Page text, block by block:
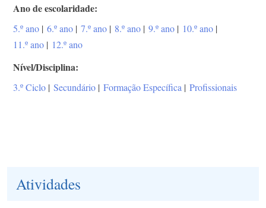
Ano de escolaridade
5.º ano | 6.º ano | 7.º ano | 8.º ano | 9.º ano | 10.º ano |
11.º ano | 12.º ano
Nível/Disciplina
3.º Ciclo | Secundário | Formação Específica | Profissionais
Atividades